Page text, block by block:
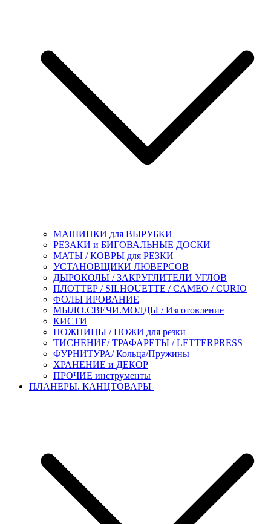
МАШИНКИ для ВЫРУБКИ
РЕЗАКИ и БИГОВАЛЬНЫЕ ДОСКИ
МАТЫ / КОВРЫ для РЕЗКИ
УСТАНОВЩИКИ ЛЮВЕРСОВ
ДЫРОКОЛЫ / ЗАКРУГЛИТЕЛИ УГЛОВ
ПЛОТТЕР / SILHOUETTE / CAMEO / CURIO
ФОЛЬГИРОВАНИЕ
МЫЛО.СВЕЧИ.МОЛДЫ / Изготовление
КИСТИ
НОЖНИЦЫ / НОЖИ для резки
ТИСНЕНИЕ/ ТРАФАРЕТЫ / LETTERPRESS
ФУРНИТУРА/ Кольца/Пружины
ХРАНЕНИЕ и ДЕКОР
ПРОЧИЕ инструменты
ПЛАНЕРЫ. КАНЦТОВАРЫ